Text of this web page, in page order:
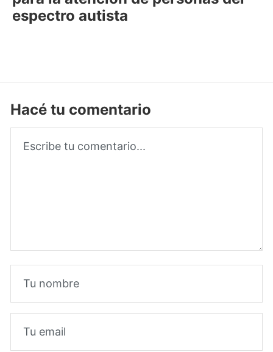
espectro autista
Hacé tu comentario